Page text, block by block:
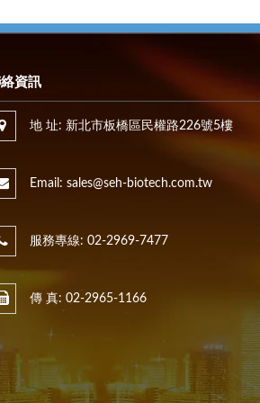
資訊
地 址: 新北市板橋區民權路226號5樓
Email: sales@seh-biotech.com.tw
服務專線: 02-2969-7477
傳 真: 02-2965-1166